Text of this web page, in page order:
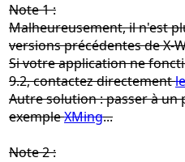
Note 1 :
Malheureusement, il n'est
versions précédentes de X-
Si votre application ne
9.2, contactez directement
Autre solution : passer à
exempleXMing...
Note 2 :